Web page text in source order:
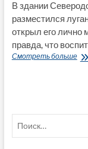
В здании
разместился
открыл его
правда, что
Смотреть большеВ